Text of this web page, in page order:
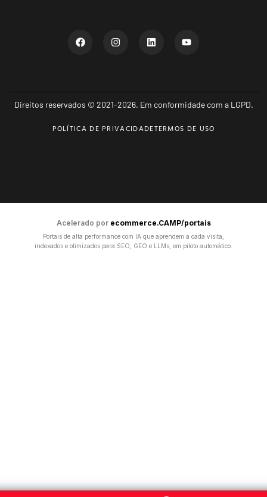
Direitos reservados © 2021-2026. Em conformidade com a LGPD.
POLÍTICA DE PRIVACIDADETERMOS DE USO
Acelerado por ecommerce.CAMP/portais
Portais de alta performance com IA que aprendem a cada visita,
indexados e otimizados para SEO, GEO e LLMs, em piloto automático.